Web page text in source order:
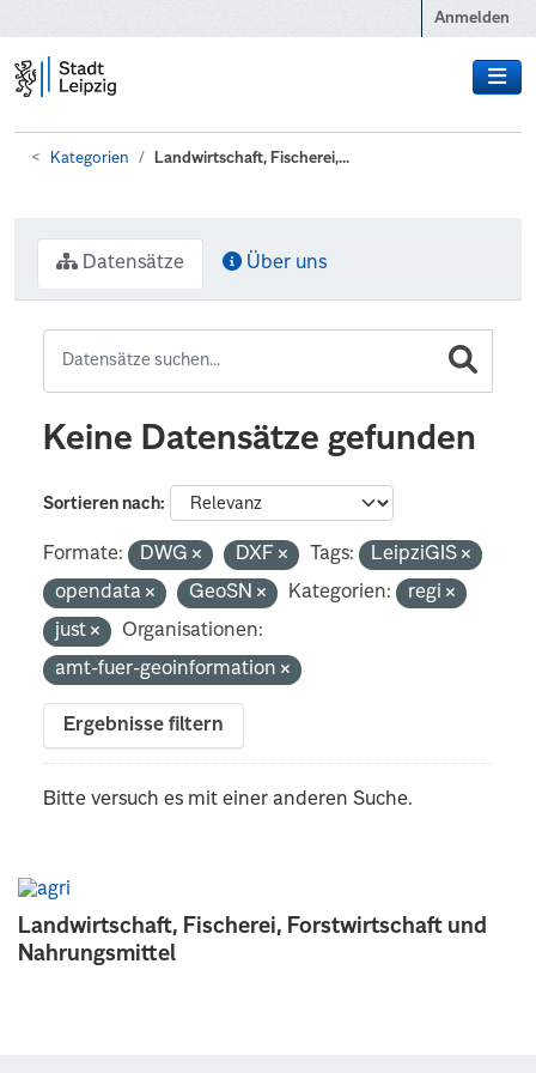
Anmelden
Kategorien Landwirtschaft, Fischerei,...
Landwirtschaft, Fischerei, Forstwirtschaft und
Nahrungsmittel
Datensätze Über uns
Keine Datensätze gefunden
Sortieren nach
Formate: DWG DXF Tags:
LeipziGIS
opendata
GeoSN Kategorien:
regi
just
Organisationen:
amt-fuer-geoinformation
Ergebnisse filtern
Bitte versuch es mit einer anderen Suche.